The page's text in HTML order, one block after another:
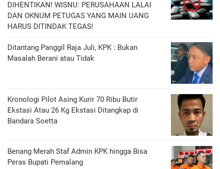
DIHENTIKAN! WISNU: PERUSAHAAN LALAI
DAN OKNUM PETUGAS YANG MAIN UANG
HARUS DITINDAK TEGAS!
Ditantang Panggil Raja Juli, KPK : Bukan
Masalah Berani atau Tidak
Kronologi Pilot Asing Kurir 70 Ribu Butir
Ekstasi Atau 26 Kg Ekstasi Ditangkap di
Bandara Soetta
Benang Merah Staf Admin KPK hingga Bisa
Peras Bupati Pemalang